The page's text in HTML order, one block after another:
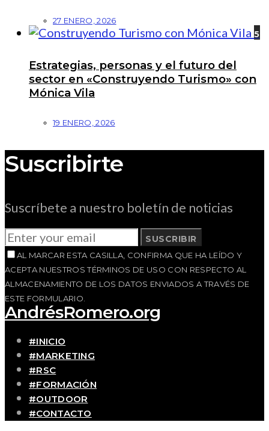
27 ENERO, 2026
5
Estrategias, personas y el futuro del
sector en «Construyendo Turismo» con
Mónica Vila
19 ENERO, 2026
Suscribirte
Suscríbete a nuestro boletín de noticias
SUSCRIBIR
AL MARCAR ESTA CASILLA, CONFIRMA QUE HA LEÍDO Y
ACEPTA NUESTROS TÉRMINOS DE USO CON RESPECTO AL
ALMACENAMIENTO DE LOS DATOS ENVIADOS A TRAVÉS DE
ESTE FORMULARIO.
AndrésRomero.org
#INICIO
#MARKETING
#RSC
#FORMACIÓN
#OUTDOOR
#CONTACTO